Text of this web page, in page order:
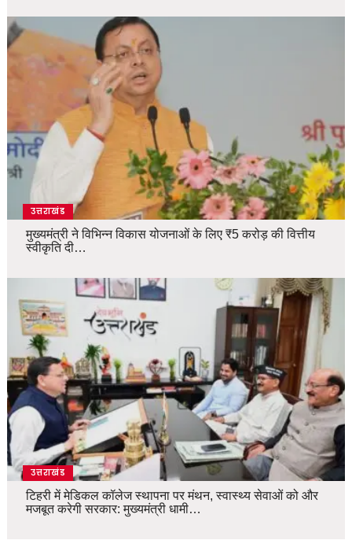
उत्तराखंड
मुख्यमंत्री ने विभिन्न विकास योजनाओं के लिए ₹5 करोड़ की वित्तीय
स्वीकृति दी…
उत्तराखंड
टिहरी में मेडिकल कॉलेज स्थापना पर मंथन, स्वास्थ्य सेवाओं को और
मजबूत करेगी सरकार: मुख्यमंत्री धामी…